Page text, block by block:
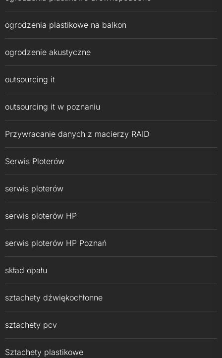
ogrodzenia plastikowe na balkon
ogrodzenie akustyczne
outsourcing it
outsourcing it w poznaniu
Przywracanie danych z macierzy RAID
Serwis Ploterów
serwis ploterów
serwis ploterów HP
serwis ploterów HP Poznań
skład opału
sztachety dźwiękochłonne
sztachety pcv
Sztachety plastikowe